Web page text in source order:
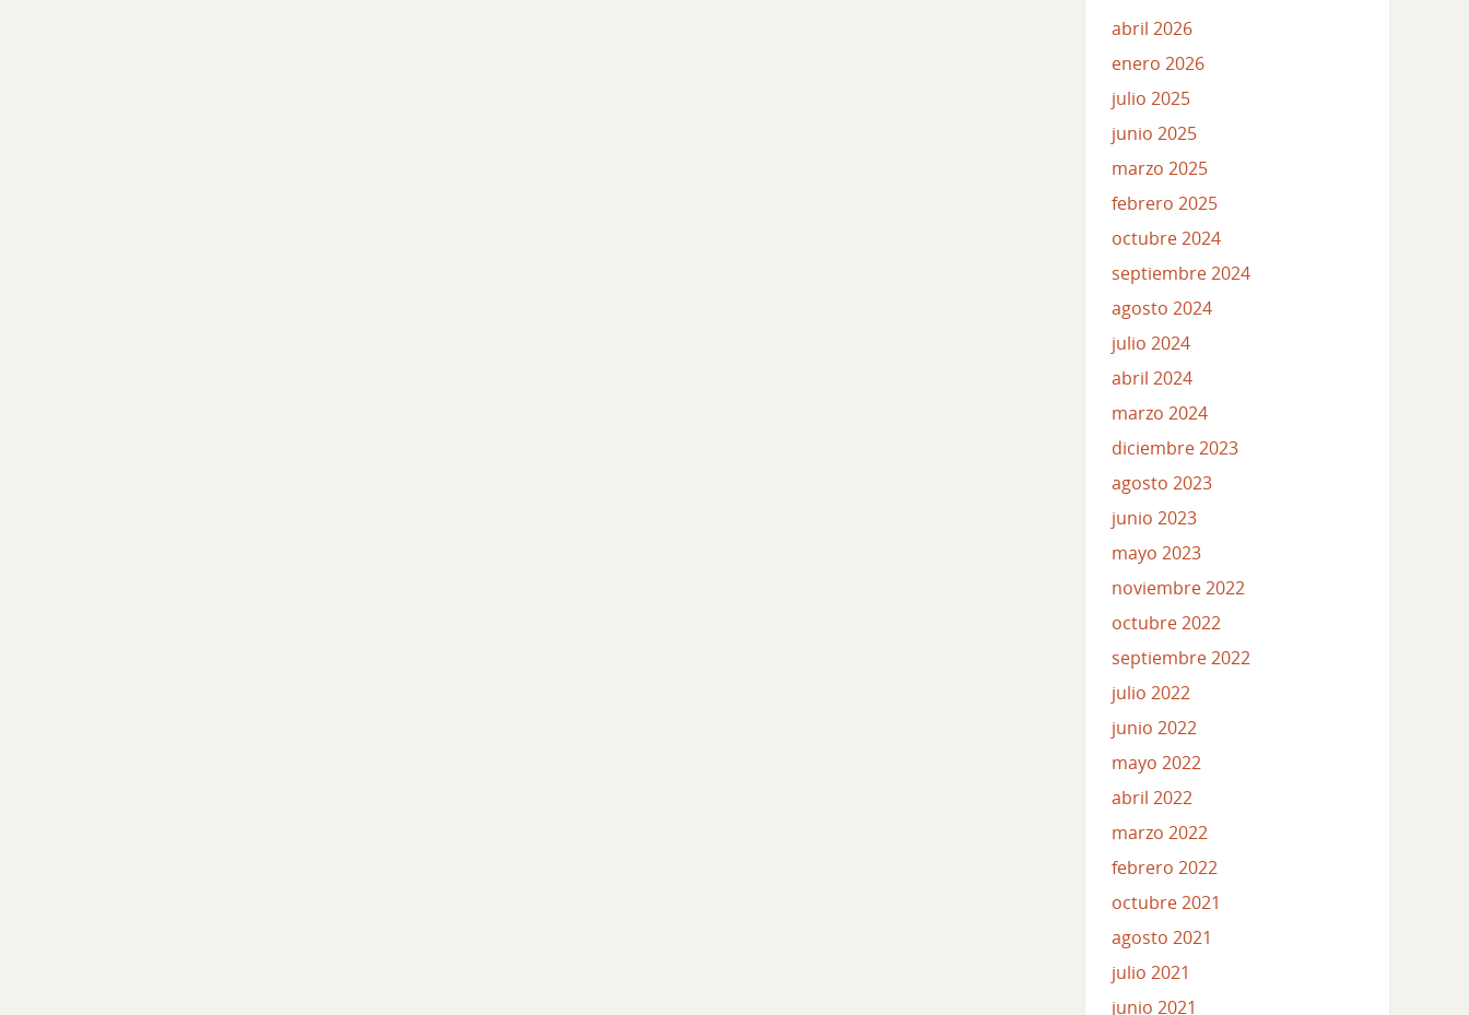
abril 2026
enero 2026
julio 2025
junio 2025
marzo 2025
febrero 2025
octubre 2024
septiembre 2024
agosto 2024
julio 2024
abril 2024
marzo 2024
diciembre 2023
agosto 2023
junio 2023
mayo 2023
noviembre 2022
octubre 2022
septiembre 2022
julio 2022
junio 2022
mayo 2022
abril 2022
marzo 2022
febrero 2022
octubre 2021
agosto 2021
julio 2021
junio 2021